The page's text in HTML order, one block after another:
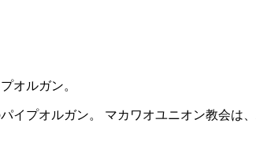
オルガン。
イプオルガン。 マカワオユニオン教会は